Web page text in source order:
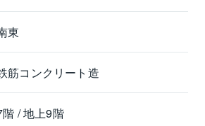
東
筋コンクリート造
階 / 地上9階